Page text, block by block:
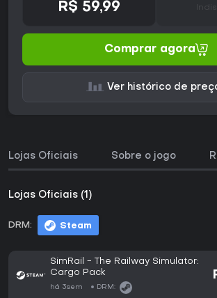
R$ 59,99
Comprar agora
Ver histórico de
Lojas Oficiais Sobre o jogo
Lojas Oficiais (1)
DRM: Steam
SimRail - The Railway Simulator:
Cargo Pack
há 3sem DRM: